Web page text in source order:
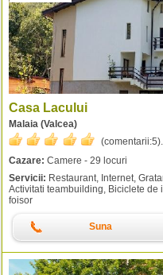
Casa Lacului
Malaia (Valcea)
(comentarii:5).
Cazare: Camere - 29 locuri
Servicii: Restaurant, Internet,
Activitati teambuilding, Biciclete de
foisor
Suna